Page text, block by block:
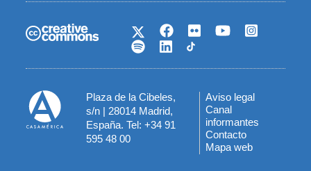
Plaza de la Cibeles,
s/n | 28014 Madrid,
España. Tel: +34 91
595 48 00
Menú
del
pie
Aviso legal
Canal
informantes
Contacto
Mapa web